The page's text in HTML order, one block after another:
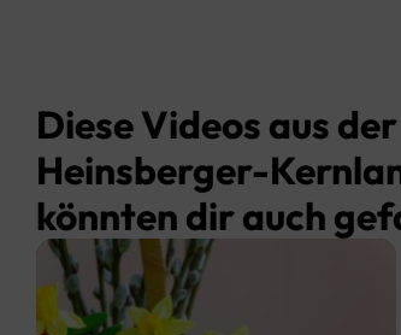
Diese Videos aus
Heinsberger-
könnten dir auch